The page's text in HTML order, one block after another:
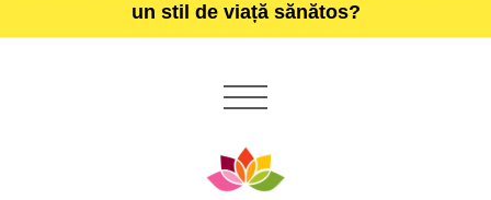
un stil de viață sănătos?